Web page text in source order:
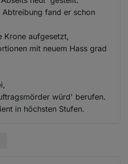
fand er schon
Krone aufgesetzt,
mit neuem Hass grad
würd' berufen.
in höchsten Stufen.